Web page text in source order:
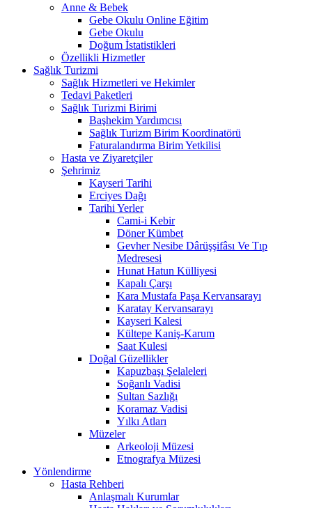
Anne & Bebek
Gebe Okulu Online Eğitim
Gebe Okulu
Doğum İstatistikleri
Özellikli Hizmetler
Sağlık Turizmi
Sağlık Hizmetleri ve Hekimler
Tedavi Paketleri
Sağlık Turizmi Birimi
Başhekim Yardımcısı
Sağlık Turizm Birim Koordinatörü
Faturalandırma Birim Yetkilisi
Hasta ve Ziyaretçiler
Şehrimiz
Kayseri Tarihi
Erciyes Dağı
Tarihi Yerler
Cami-i Kebir
Döner Kümbet
Gevher Nesibe Dârüşşifâsı Ve Tıp
Medresesi
Hunat Hatun Külliyesi
Kapalı Çarşı
Kara Mustafa Paşa Kervansarayı
Karatay Kervansarayı
Kayseri Kalesi
Kültepe Kaniş-Karum
Saat Kulesi
Doğal Güzellikler
Kapuzbaşı Şelaleleri
Soğanlı Vadisi
Sultan Sazlığı
Koramaz Vadisi
Yılkı Atları
Müzeler
Arkeoloji Müzesi
Etnografya Müzesi
Yönlendirme
Hasta Rehberi
Anlaşmalı Kurumlar